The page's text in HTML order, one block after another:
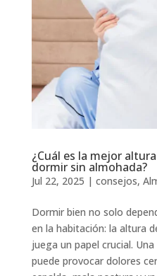
¿Cuál es la mejor
dormir sin almohada?
Jul 22, 2025 | consejos,
Dormir bien no solo
en la habitación: la altura
juega un papel crucial.
puede provocar dolores